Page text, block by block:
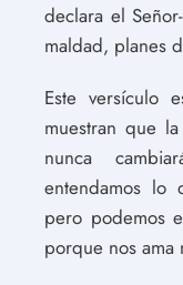
declara el
maldad, planes
Este versículo
muestran que
nunca
entendamos lo
pero podemos
porque nos ama